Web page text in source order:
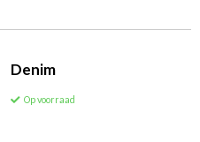
Denim
Op voorraad